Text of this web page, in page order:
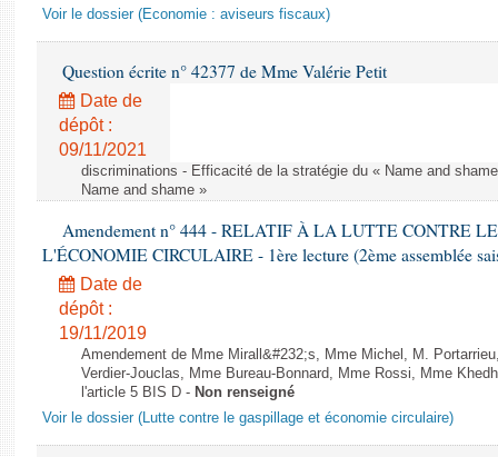
Voir le dossier (Economie : aviseurs fiscaux)
Question écrite n° 42377 de Mme Valérie Petit
Date de
dépôt :
09/11/2021
discriminations - Efficacité de la stratégie du « Name and
Name and shame »
Amendement n° 444 - RELATIF À LA LUTTE CONTRE
L'ÉCONOMIE CIRCULAIRE - 1ère lecture (2ème assemblée
Date de
dépôt :
19/11/2019
Amendement de Mme Mirall&#232;s, Mme Michel, M.
Verdier-Jouclas, Mme Bureau-Bonnard, Mme Rossi, Mme
l'article 5 BIS D - Non renseigné
Voir le dossier (Lutte contre le gaspillage et économie circulaire)